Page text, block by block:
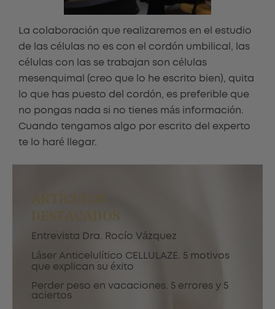
La colaboración que realizaremos en el estudio
de las células no es con el cordón umbilical, las
células con las se trabajan son células
mesenquimal (creo que lo he escrito bien), quita
lo que has puesto del cordón, es preferible que
no pongas nada si no tienes más información.
Cuando tengamos algo por escrito del experto
te lo haré llegar.
ARTÍCULOS
DESTACADOS
Entrevista Dra. Rocío Vázquez
Láser Anticelulítico CELLULAZE. 5 motivos
que explican su éxito
Perder peso en vacaciones. 5 errores y 5
aciertos